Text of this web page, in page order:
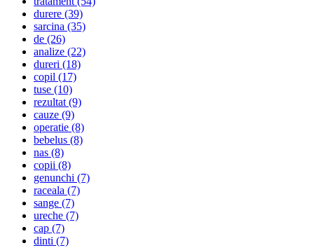
durere (39)
sarcina (35)
de (26)
analize (22)
dureri (18)
copil (17)
tuse (10)
rezultat(9)
cauze (9)
operatie (8)
bebelus (8)
nas (8)
copii (8)
genunchi (7)
raceala (7)
sange (7)
ureche (7)
cap (7)
dinti (7)